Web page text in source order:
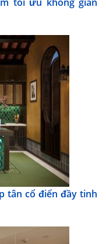
tân cổ điển​​​​ đầy tinh